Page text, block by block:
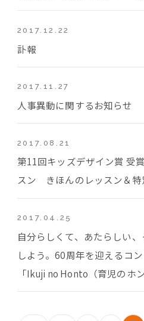
2017.12.22
訃報
2017.11.27
人事異動に関するお知らせ
2017.08.21
第11回キッズデザイン賞 受
スン きほんのレッスン＆特
2017.04.25
自分らしくて、あたらしい
しよう。60周年を迎えるコ
「Ikuji no Honto（育児のホ